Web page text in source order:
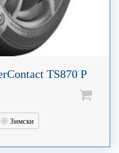
TS870 P
Зимски